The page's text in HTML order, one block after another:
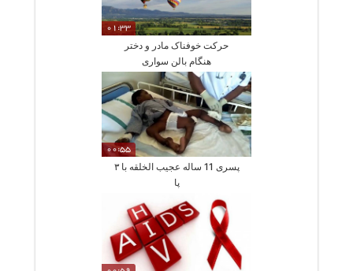
01:33
حرکت خوفناک مادر و دختر
هنگام بالن سواری
00:55
پسری 11 ساله عجیب الخلقه با ۳
پا